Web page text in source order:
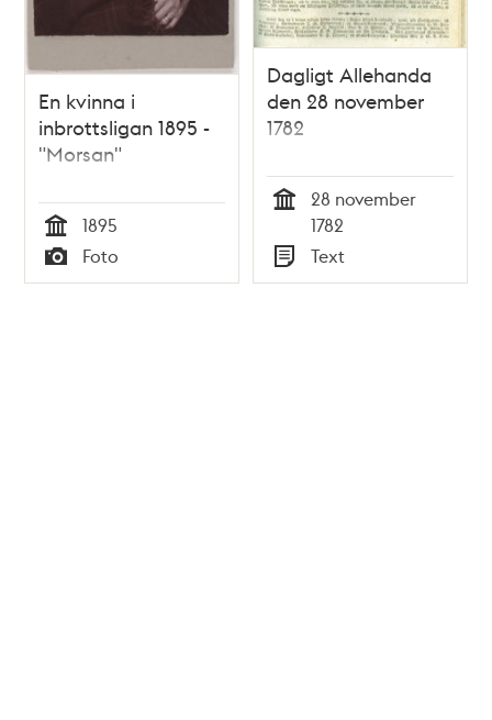
En kvinna i
inbrottsligan 1895 -
"Morsan"
Tid
1895
Typ
Foto
Dagligt Allehanda
den 28 november
1782
28 november
1782
Typ
Text